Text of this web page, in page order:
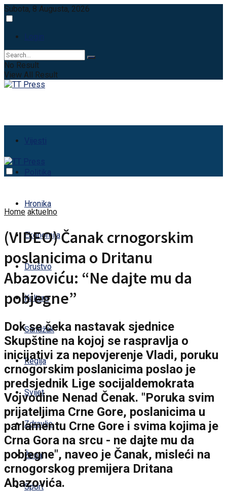
Subota, 8 Augusta, 2026
Login
No Result
View All Result
Vijesti
Politika
Hronika
Ekonomija
Društvo
Kultura
Sandžak
Regija
Svijet
Zdravlje
Žena
Sport
Home aktuelno
(VIDEO) Čanak crnogorskim
poslanicima o Dritanu
Abazoviću: “Ne dajte mu da
pobjegne”
Dok se čeka nastavak sjednice
Skupštine na kojoj se raspravlja o
inicijativi za nepovjerenje Vladi, poruku
crnogorskim poslanicima poslao je
predsjednik Lige socijaldemokrata
Vojvodine Nenad Čenak. "Poruka svim
prijateljima Crne Gore, poslanicima u
parlamentu Crne Gore i svima kojima je
Crna Gora na srcu - ne dajte mu da
pobjegne", naveo je Čanak, misleći na
crnogorskog premijera Dritana
Abazovića.